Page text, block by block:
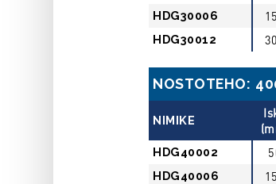
HDG30006
HDG30012
NOSTOTEHO:
NIMIKE
HDG40002
HDG40006